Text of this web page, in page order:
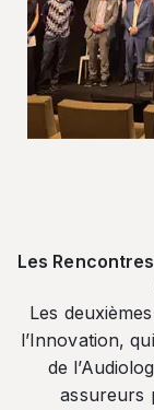
Les
Les
l’Innovation,
de
assureurs